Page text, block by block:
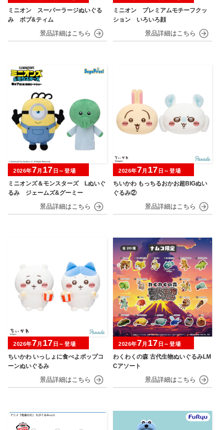
ミニオン スーパーラージぬいぐる
み ボブ&ティム
ミニオン プレミアムモチーフクッ
ション いろいろ顔
ミニオンズ＆モンスターズ Lぬいぐ
るみ ジェームズ&グーミー
2026年7月 17 日～登場
ちいかわ もっちるおかお超BIGぬい
ぐるみ②
2026年7月 17 日～登場
ちいかわ いっしょに食べよポップコ
ーンぬいぐるみ
2026年7月 17 日～登場
わくわくの森 古代生物ぬいぐるみLM
Cアソート
2026年7月 17 日～登場